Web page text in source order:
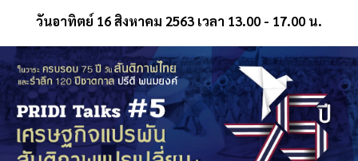
วันอาทิตย์ 16 สิงหาคม 2563 เวลา 13.00 - 17.00 น.